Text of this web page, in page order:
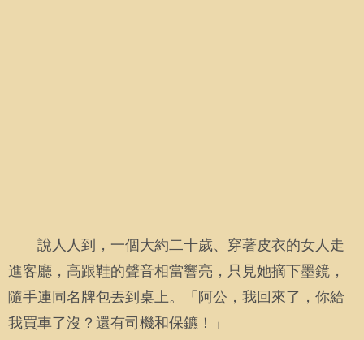
說人人到，一個大約二十歲、穿著皮衣的女人走
進客廳，高跟鞋的聲音相當響亮，只見她摘下墨鏡，
隨手連同名牌包丟到桌上。「阿公，我回來了，你給
我買車了沒？還有司機和保鑣！」